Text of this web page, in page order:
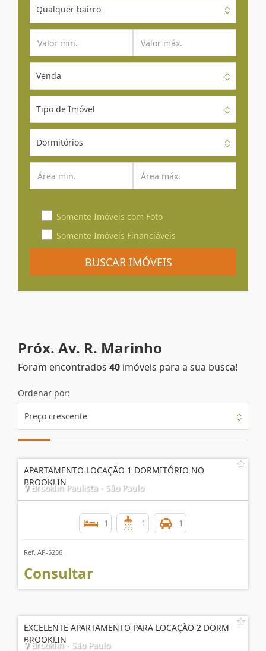
Qualquer bairro
Venda
Tipo de Imóvel
Dormitórios
Somente Imóveis com Foto
Somente Imóveis Financiáveis
BUSCAR IMÓVEIS
Próx. Av. R. Marinho
Foram encontrados 40 imóveis para a sua busca!
Ordenar por:
Preço crescente
APARTAMENTO LOCAÇÃO 1 DORMITÓRIO NO
BROOKLIN
Brooklin Paulista - São Paulo
1 1 1
Ref. AP-5256
Consultar
EXCELENTE APARTAMENTO PARA LOCAÇÃO 2 DORM
BROOKLIN
Brooklin - São Paulo